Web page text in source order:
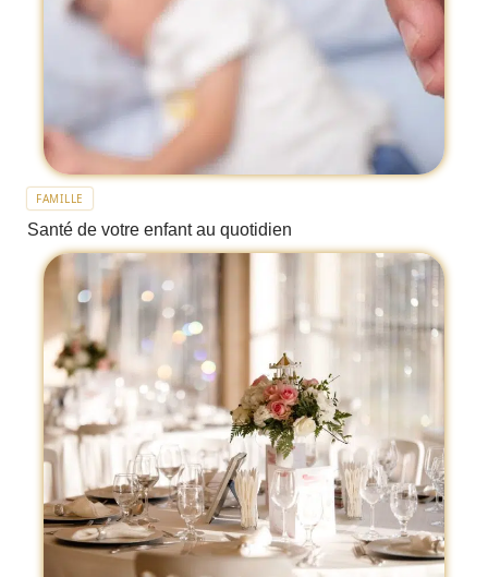
FAMILLE
Santé de votre enfant au quotidien